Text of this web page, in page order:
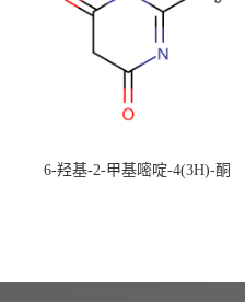
6-羟基-2-甲基嘧啶-4(3H)-酮